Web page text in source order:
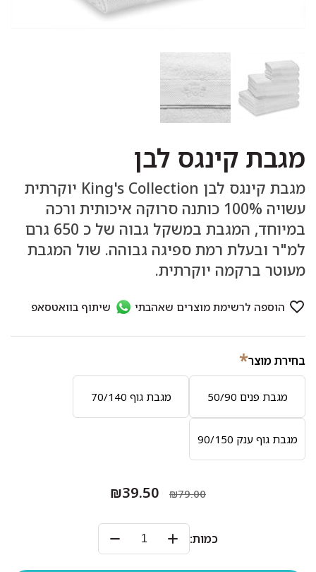
מגבת קינגס לבן
מגבת קינגס לבן King's Collection יוקרתית
עשויה 100% כותנה סרוקה איכותית ורכה
במיוחד, המגבת במשקל גבוה של כ 650 גרם
למ"ר ובעלת רמת ספיגה גבוהה. שול המגבת
מעוטר ברקמה יוקרתית.
בחירת מוצר*
מגבת פנים 50/90 מגבת גוף 70/140
מגבת גוף ענק 90/150
₪79.00
₪39.50
כמות: